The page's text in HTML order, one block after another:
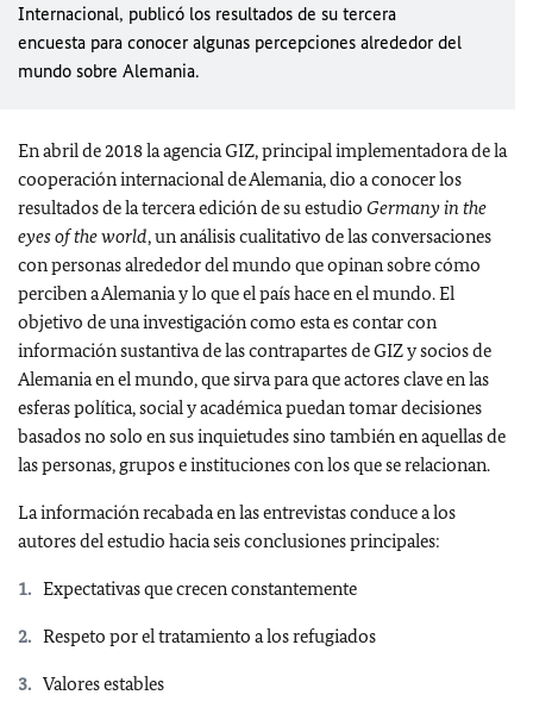
Internacional, publicó los resultados de su tercera
encuesta para conocer algunas percepciones alrededor del
mundo sobre Alemania.
En abril de 2018 la agencia GIZ, principal implementadora de la
cooperación internacional de Alemania, dio a conocer los
resultados de la tercera edición de su estudio Germany in the
eyes of the world, un análisis cualitativo de las conversaciones
con personas alrededor del mundo que opinan sobre cómo
perciben a Alemania y lo que el país hace en el mundo. El
objetivo de una investigación como esta es contar con
información sustantiva de las contrapartes de GIZ y socios de
Alemania en el mundo, que sirva para que actores clave en las
esferas política, social y académica puedan tomar decisiones
basados no solo en sus inquietudes sino también en aquellas de
las personas, grupos e instituciones con los que se relacionan.
La información recabada en las entrevistas conduce a los
autores del estudio hacia seis conclusiones principales:
Expectativas que crecen constantemente
Respeto por el tratamiento a los refugiados
Valores estables